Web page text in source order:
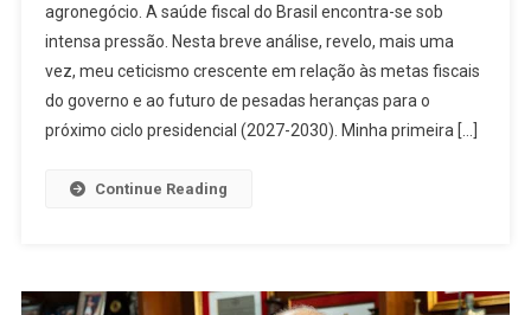
agronegócio. A saúde fiscal do Brasil encontra-se sob
intensa pressão. Nesta breve análise, revelo, mais uma
vez, meu ceticismo crescente em relação às metas fiscais
do governo e ao futuro de pesadas heranças para o
próximo ciclo presidencial (2027-2030). Minha primeira […]
Continue Reading